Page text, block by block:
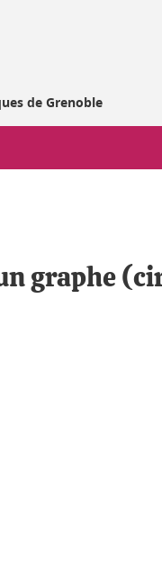
de Grenoble
graphe